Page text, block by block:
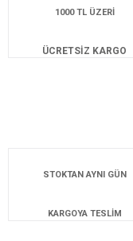
1000 TL ÜZERİ
ÜCRETSİZ KARGO
STOKTAN AYNI GÜN
KARGOYA TESLİM